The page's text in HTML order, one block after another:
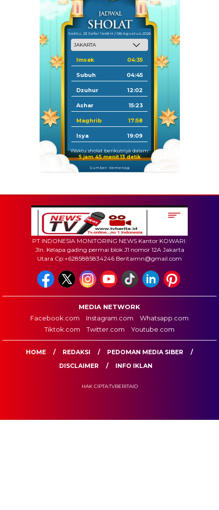
Sabtu, 23 Safar 1448 H / 08 Agustus 2026
Imsak 04:35
Subuh 04:45
Dzuhur 12:02
Ashar 15:23
Maghrib 17:58
Isya 19:09
Waktu sholat berikutnya dalam:
5 jam 45 menit 12 detik
Sumber: Kemenag
PT INDONESIA MONITORING NEWS Kantor KOWARI:
Jln. Kelapa gading permai blok J1 nomor 12A Jakarta
Utara Cp:+6285885834246 Beritaimn@gmail.com
MEDIA NETWORK
Facebook.com
Instagram.com
Whatsapp.com
Tiktok.com
Twitter.com Youtube.com
HOME REDAKSI
PEDOMAN MEDIA SIBER
DISCLAIMER
INFO IKLAN
HAK CIPTA:TVBERITAID